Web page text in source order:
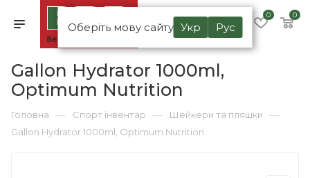
Оберіть мову сайту Укр Рус
0 0
Gallon Hydrator 1000ml,
Optimum Nutrition
Головна — Спорт інвентар — Шейкери та пляшки —
Gallon Hydrator 1000ml, Optimum Nutrition